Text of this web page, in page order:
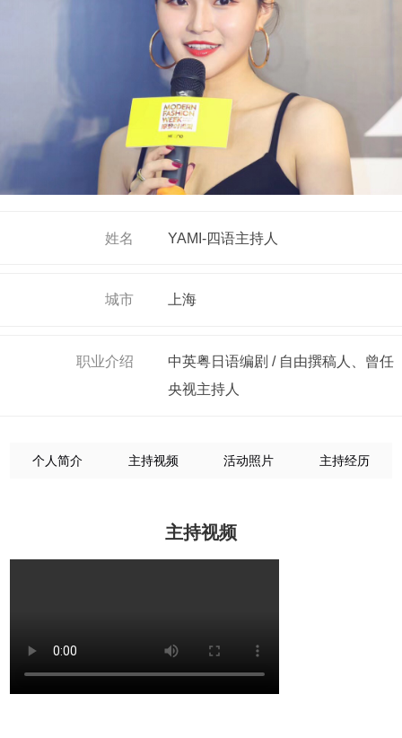
姓名 YAMI-四语主持人
城市 上海
职业介绍
中英粤日语编剧 / 自由撰稿人、曾任
央视主持人
个人简介 主持视频 活动照片 主持经历
主持视频